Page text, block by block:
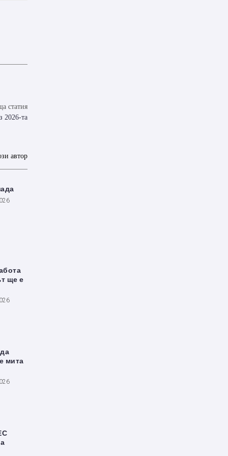
статия
2026-та
автор
ще е
мита